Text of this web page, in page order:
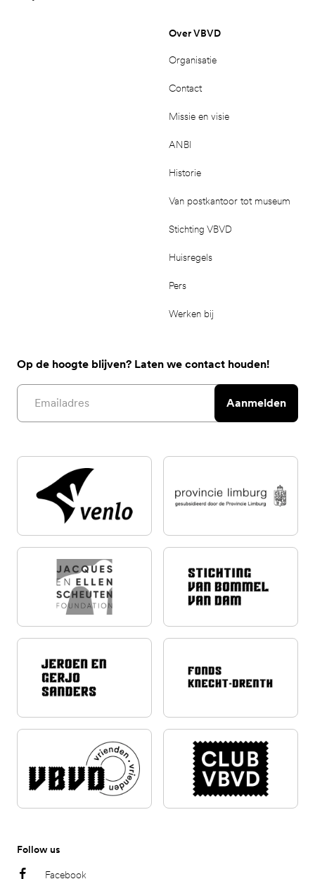
Over VBVD
Organisatie
Contact
Missie en visie
ANBI
Historie
Van postkantoor tot museum
Stichting VBVD
Huisregels
Pers
Werken bij
Op de hoogte blijven? Laten we contact houden!
Email address
Aanmelden
Follow us
Facebook